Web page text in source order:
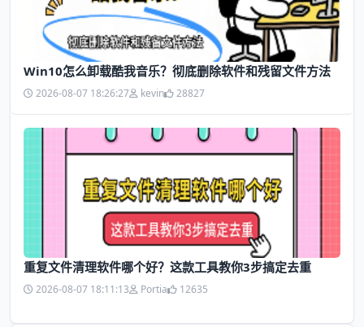
Win10怎么卸载酷我音乐？彻底删除软件和残留文件方法
2026-08-07 18:26:27 kevin 28827
​重复文件清理软件哪个好？这款工具教你3步搞定去重
2026-08-07 18:11:13 Portia 12635